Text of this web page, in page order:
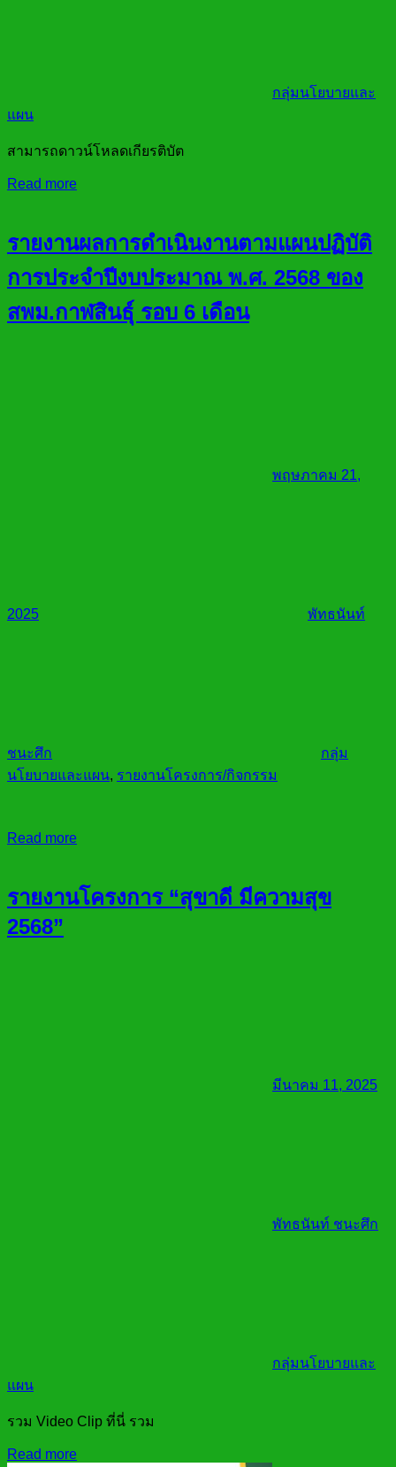
กลุ่มนโยบายและ
แผน
สามารถดาวน์โหลดเกียรติบัต
Read more
รายงานผลการดำเนินงานตามแผนปฏิบัติ
การประจำปีงบประมาณ พ.ศ. 2568 ของ
สพม.กาฬสินธุ์ รอบ 6 เดือน
พฤษภาคม 21,
2025 พัทธนันท์
ชนะศึก
กลุ่ม
นโยบายและแผน, รายงานโครงการ/กิจกรรม
Read more
รายงานโครงการ “สุขาดี มีความสุข
2568”
มีนาคม 11, 2025
พัทธนันท์ ชนะศึก
กลุ่มนโยบายและ
แผน
รวม Video Clip ที่นี่ รวม
Read more